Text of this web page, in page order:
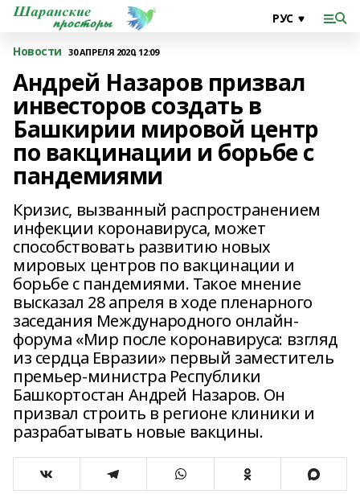
Новости 30 АПРЕЛЯ 2020, 12:09
Андрей Назаров призвал
инвесторов создать в
Башкирии мировой центр
по вакцинации и борьбе с
пандемиями
Кризис, вызванный распространением
инфекции коронавируса, может
способствовать развитию новых
мировых центров по вакцинации и
борьбе с пандемиями. Такое мнение
высказал 28 апреля в ходе пленарного
заседания Международного онлайн-
форума «Мир после коронавируса: взгляд
из сердца Евразии» первый заместитель
премьер-министра Республики
Башкортостан Андрей Назаров. Он
призвал строить в регионе клиники и
разрабатывать новые вакцины.